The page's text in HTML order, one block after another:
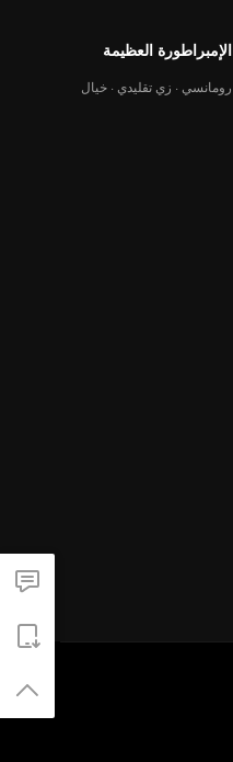
الإمبراطورة العظيمة
رومانسي · زي تقليدي · خيال